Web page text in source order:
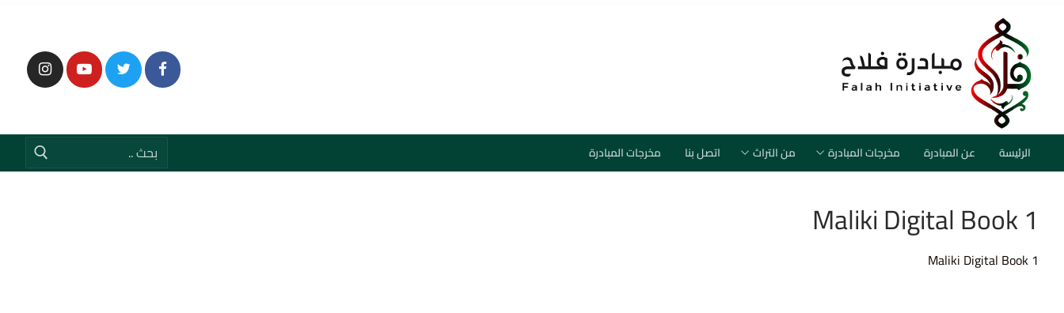
المحتوى
الرئيسة عن المبادرة مخرجات المبادرة من التراث اتصل بنا مخرجات المبادرة
إبحث
عن:
Maliki Digital Book 1
Maliki Digital Book 1